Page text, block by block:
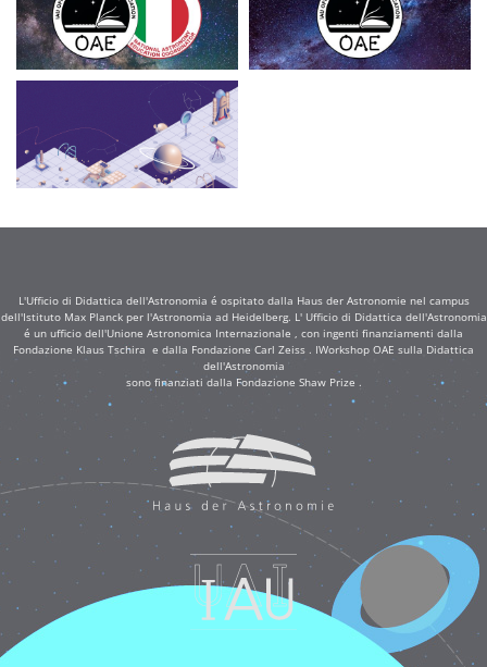
L'Ufficio di Didattica dell'Astronomia é ospitato dalla Haus der Astronomie nel campus
dell'Istituto Max Planck per l'Astronomia ad Heidelberg. L' Ufficio di Didattica dell'Astronomia
é un ufficio dell'Unione Astronomica Internazionale , con ingenti finanziamenti dalla
Fondazione Klaus Tschira e dalla Fondazione Carl Zeiss . IWorkshop OAE sulla Didattica
dell'Astronomia
sono finanziati dalla Fondazione Shaw Prize .